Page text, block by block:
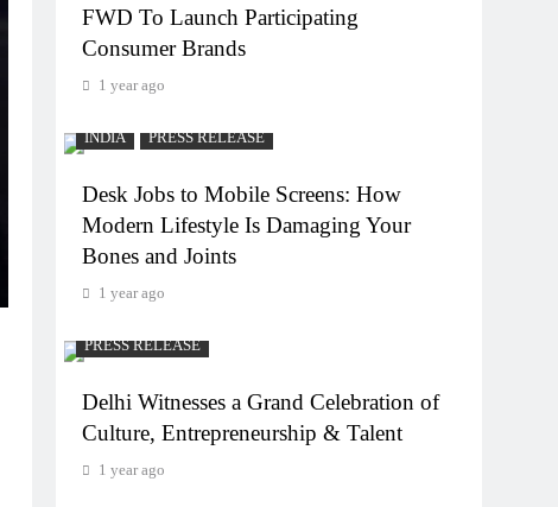
FWD To Launch Participating
Consumer Brands
1 year ago
INDIA PRESS RELEASE
Desk Jobs to Mobile Screens: How
Modern Lifestyle Is Damaging Your
Bones and Joints
1 year ago
PRESS RELEASE
Delhi Witnesses a Grand Celebration of
Culture, Entrepreneurship & Talent
1 year ago